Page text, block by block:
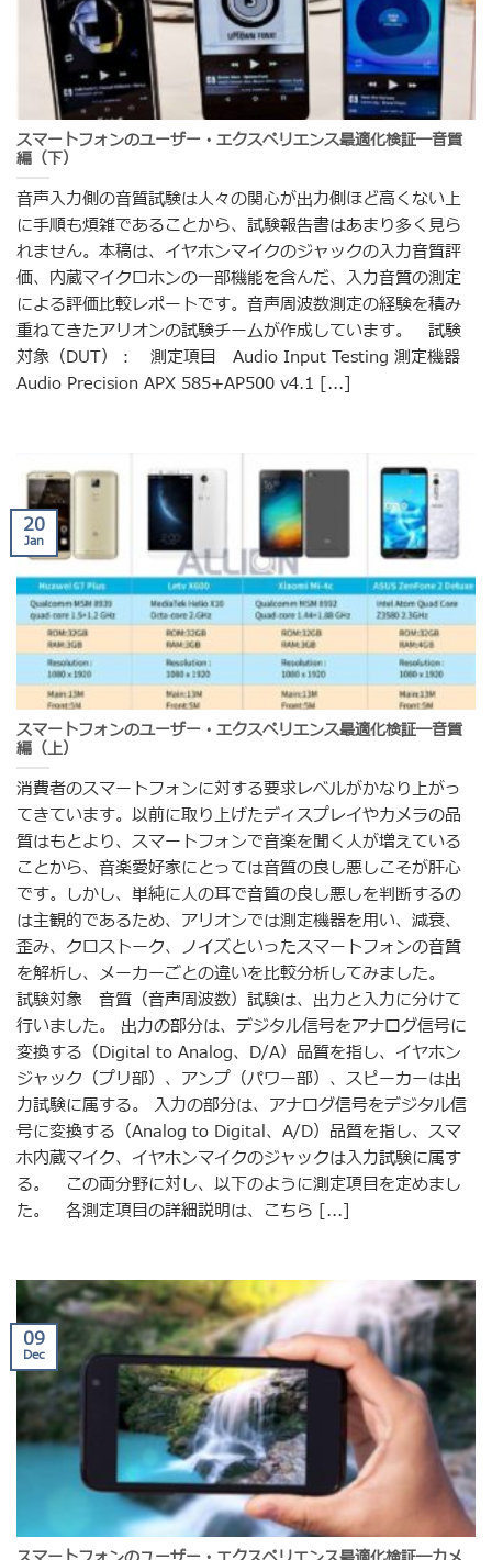
スマートフォンのユーザー・エクスペリエンス最適化検証―音質
編（下）
音声入力側の音質試験は人々の関心が出力側ほど高くない上
に手順も煩雑であることから、試験報告書はあまり多く見ら
れません。本稿は、イヤホンマイクのジャックの入力音質評
価、内蔵マイクロホンの一部機能を含んだ、入力音質の測定
による評価比較レポートです。音声周波数測定の経験を積み
重ねてきたアリオンの試験チームが作成しています。 試験
対象（DUT）： 測定項目 Audio Input Testing 測定機器
Audio Precision APX 585+AP500 v4.1 [...]
スマートフォンのユーザー・エクスペリエンス最適化検証―音質
編（上）
消費者のスマートフォンに対する要求レベルがかなり上がっ
てきています。以前に取り上げたディスプレイやカメラの品
質はもとより、スマートフォンで音楽を聞く人が増えている
ことから、音楽愛好家にとっては音質の良し悪しこそが肝心
です。しかし、単純に人の耳で音質の良し悪しを判断するの
は主観的であるため、アリオンでは測定機器を用い、減衰、
歪み、クロストーク、ノイズといったスマートフォンの音質
を解析し、メーカーごとの違いを比較分析してみました。
試験対象 音質（音声周波数）試験は、出力と入力に分けて
行いました。 出力の部分は、デジタル信号をアナログ信号に
変換する（Digital to Analog、D/A）品質を指し、イヤホン
ジャック（プリ部）、アンプ（パワー部）、スピーカーは出
力試験に属する。 入力の部分は、アナログ信号をデジタル信
号に変換する（Analog to Digital、A/D）品質を指し、スマ
ホ内蔵マイク、イヤホンマイクのジャックは入力試験に属す
る。 この両分野に対し、以下のように測定項目を定めまし
た。 各測定項目の詳細説明は、こちら [...]
20
Jan
09
Dec